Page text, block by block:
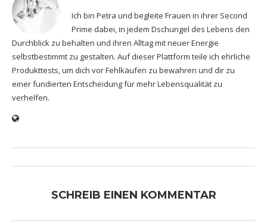
Ich bin Petra und begleite Frauen in ihrer Second
Prime dabei, in jedem Dschungel des Lebens den
Durchblick zu behalten und ihren Alltag mit neuer Energie
selbstbestimmt zu gestalten. Auf dieser Plattform teile ich ehrliche
Produkttests, um dich vor Fehlkäufen zu bewahren und dir zu
einer fundierten Entscheidung für mehr Lebensqualität zu
verhelfen.
SCHREIB EINEN KOMMENTAR